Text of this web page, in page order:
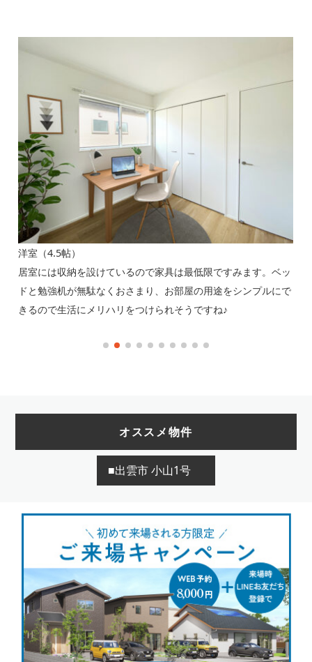
洋室（4.5帖）
居室には収納を設けているので家具は最低限ですみます。ベッ
ドと勉強机が無駄なくおさまり、お部屋の用途をシンプルにで
きるので生活にメリハリをつけられそうですね♪
オススメ物件
■出雲市 小山1号